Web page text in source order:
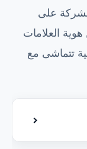
على
العلامات
تتماشى مع
إظهار أو